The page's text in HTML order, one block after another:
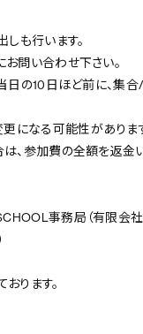
しも行います。
問い合わせ下さい。
日の10日ほど前に、集
更になる可能性がありま
、参加費の全額を返金い
事務局（有限会社
ります。